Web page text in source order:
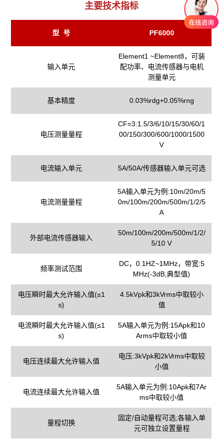
主要技术指标
型 号 PF6000
输入单元
Element1 ~Element8，可装
配功率、电流传感器与电机
测量单元
基本精度 0.03%rdg+0.05%rng
电压测量量程
CF=3:1.5/3/6/10/15/30/60/1
00/150/300/600/1000/1500
V
电流输入单元 5A/50A/传感器输入单元可选
电流测量量程
5A输入单元为例:10m/20m/5
0m/100m/200m/500m/1/2/5
A
外部电流传感器输入
50m/100m/200m/500m/1/2/
5/10 V
频率测试范围
DC，0.1HZ~1MHz，带宽:5
MHz(-3dB,典型值)
电压瞬时最大允许输入值(≤1
s)
4.5kVpk和3kVrms中取较小
值
电流瞬时最大允许输入值(≤1
s)
5A输入单元为例:15Apk和10
Arms中取较小值
电压连续最大允许输入值
电压:3kVpk和2kVrms中取较
小值
电流连续最大允许输入值
5A输入单元为例:10Apk和7Ar
ms中取较小值
量程切换
固定/自动量程可选;各输入单
元可独立设置量程